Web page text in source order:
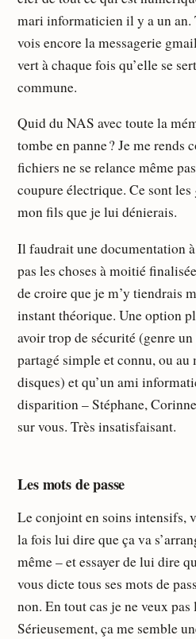
mari informaticien il y a un an.
vois encore la messagerie
vert à chaque fois qu’elle se
commune.
Quid du NAS avec toute la
tombe en panne ? Je me rends
fichiers ne se relance même
coupure électrique. Ce sont les
mon fils que je lui dénierais.
Il faudrait une documentation
pas les choses à moitié
de croire que je m’y tiendrais
instant théorique. Une option
avoir trop de sécurité (genre
partagé simple et connu, ou
disques) et qu’un ami
disparition – Stéphane,
sur vous. Très insatisfaisant.
Les mots de passe
Le conjoint en soins intensifs,
la fois lui dire que ça va
même – et essayer de lui dire
vous dicte tous ses mots de
non. En tout cas je ne veux
Sérieusement, ça me semble